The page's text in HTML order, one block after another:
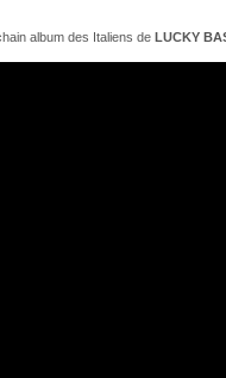
album des Italiens de LUCKY